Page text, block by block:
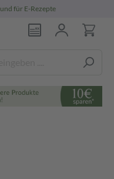
für E-Rezepte